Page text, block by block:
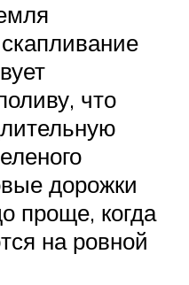
что
дорожки
проще, когда
на ровной